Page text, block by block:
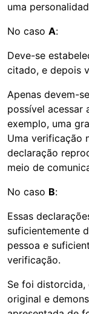
uma
No caso A:
Deve-se
citado, e depois
Apenas devem-
possível acessar
exemplo, uma
Uma verificação
declaração
meio de
No caso B:
Essas
suficientemente
pessoa e
verificação.
Se foi distorcida,
original e